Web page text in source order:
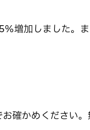
増加しました。
確かめください